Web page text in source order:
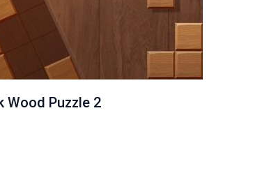
Wood Puzzle 2